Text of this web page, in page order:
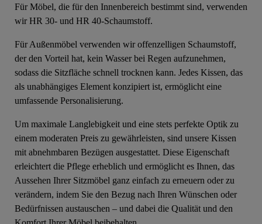
Für Möbel, die für den Innenbereich bestimmt sind, verwenden
wir HR 30- und HR 40-Schaumstoff.
Für Außenmöbel verwenden wir offenzelligen Schaumstoff,
der den Vorteil hat, kein Wasser bei Regen aufzunehmen,
sodass die Sitzfläche schnell trocknen kann. Jedes Kissen, das
als unabhängiges Element konzipiert ist, ermöglicht eine
umfassende Personalisierung.
Um maximale Langlebigkeit und eine stets perfekte Optik zu
einem moderaten Preis zu gewährleisten, sind unsere Kissen
mit abnehmbaren Bezügen ausgestattet. Diese Eigenschaft
erleichtert die Pflege erheblich und ermöglicht es Ihnen, das
Aussehen Ihrer Sitzmöbel ganz einfach zu erneuern oder zu
verändern, indem Sie den Bezug nach Ihren Wünschen oder
Bedürfnissen austauschen – und dabei die Qualität und den